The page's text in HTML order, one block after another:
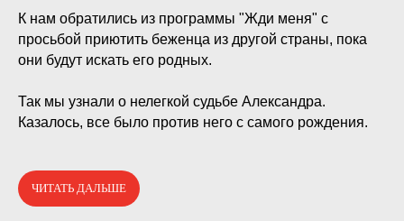
К нам обратились из программы "Жди меня" с
просьбой приютить беженца из другой страны, пока
они будут искать его родных.
Так мы узнали о нелегкой судьбе Александра.
Казалось, все было против него с самого рождения.
ЧИТАТЬ ДАЛЬШЕ